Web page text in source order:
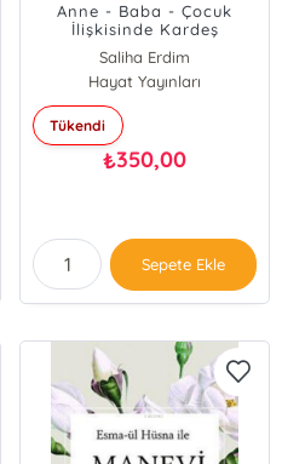
Anne - Baba - Çocuk
İlişkisinde Kardeş
Kıskançlığı
Saliha Erdim
Hayat Yayınları
Tükendi
₺350,00
Sepete Ekle